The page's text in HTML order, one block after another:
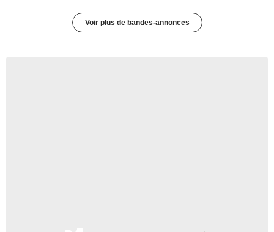
Voir plus de bandes-annonces